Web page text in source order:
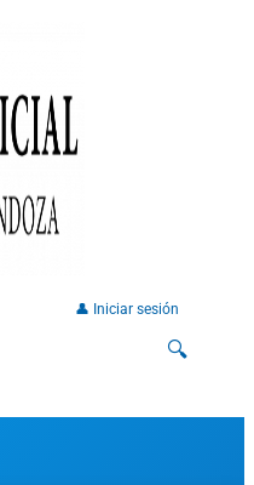
👤 Iniciar sesión
🔍